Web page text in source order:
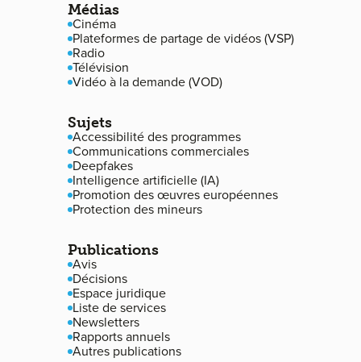
Médias
Cinéma
Plateformes de partage de vidéos (VSP)
Radio
Télévision
Vidéo à la demande (VOD)
Sujets
Accessibilité des programmes
Communications commerciales
Deepfakes
Intelligence artificielle (IA)
Promotion des œuvres européennes
Protection des mineurs
Publications
Avis
Décisions
Espace juridique
Liste de services
Newsletters
Rapports annuels
Autres publications